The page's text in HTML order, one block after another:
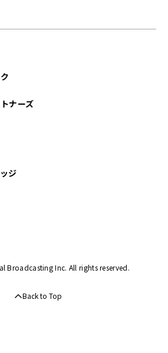
06月
月
月
月
ナーズ
ジ
Broadcasting Inc. All rights reserved.
Back to Top